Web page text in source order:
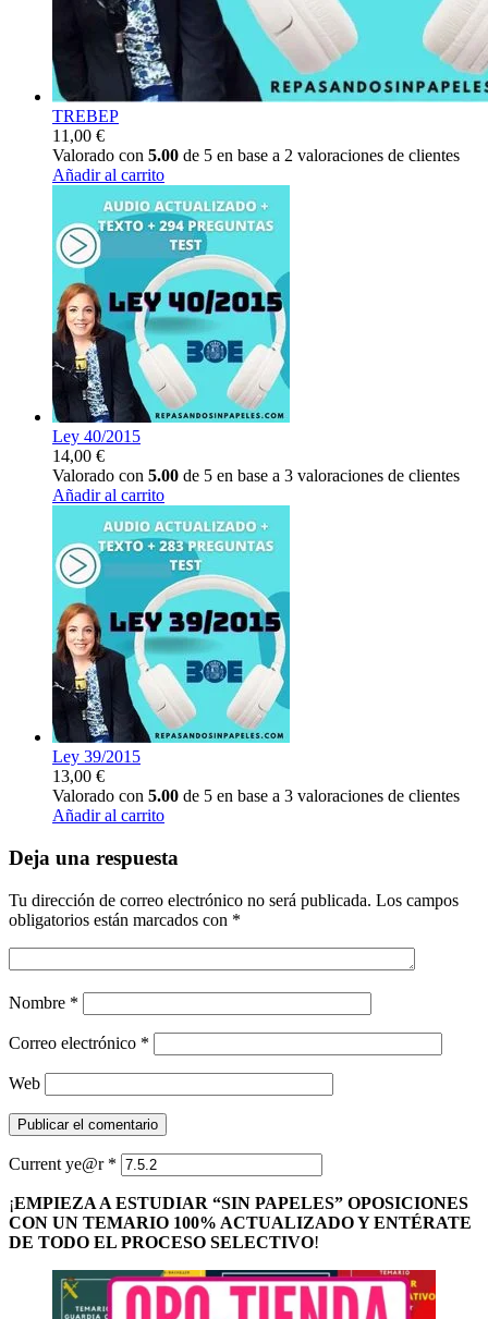
TREBEP
11,00 €
Valorado con 5.00 de 5 en base a 2 valoraciones de clientes
Añadir al carrito
Ley 40/2015
14,00 €
Valorado con 5.00 de 5 en base a 3 valoraciones de clientes
Añadir al carrito
Ley 39/2015
13,00 €
Valorado con 5.00 de 5 en base a 3 valoraciones de clientes
Añadir al carrito
Deja una respuesta
Tu dirección de correo electrónico no será publicada. Los campos
obligatorios están marcados con *
Nombre *
Correo electrónico *
Web
Current ye@r *
¡EMPIEZA A ESTUDIAR “SIN PAPELES” OPOSICIONES
CON UN TEMARIO 100% ACTUALIZADO Y ENTÉRATE
DE TODO EL PROCESO SELECTIVO!